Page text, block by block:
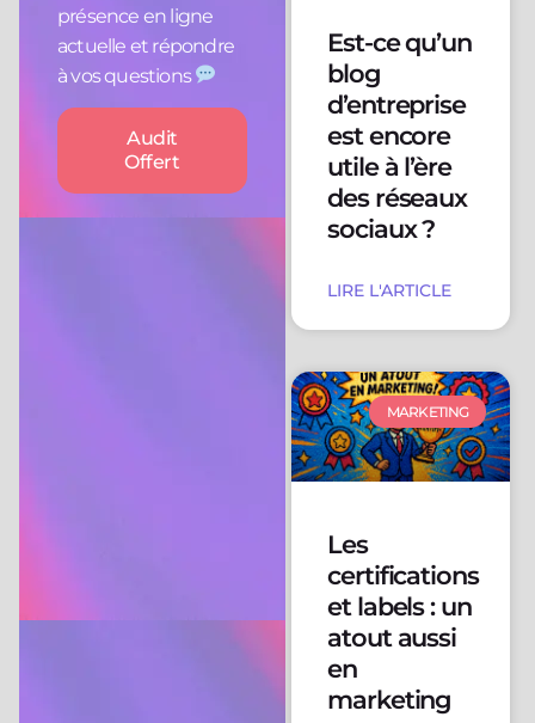
présence en ligne
actuelle et répondre
à vos questions
Audit
Offert
Est-ce qu’un
blog
d’entreprise
est encore
utile à l’ère
des réseaux
sociaux ?
LIRE L'ARTICLE
MARKETING
Les
certifications
et labels : un
atout aussi
en
marketing